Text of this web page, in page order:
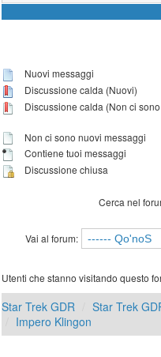
Nuovi messaggi
Discussione calda (Nuovi)
Discussione calda (Non ci
Non ci sono nuovi messaggi
Contiene tuoi messaggi
Discussione chiusa
Cerca nel
Vai al forum:
Utenti che stanno visitando questo
Star Trek GDR Star Trek
Impero Klingon